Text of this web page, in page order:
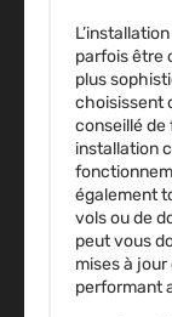
parfois être
plus
choisissent
conseillé de
installation
également
vols ou de
peut vous
mises à
performant